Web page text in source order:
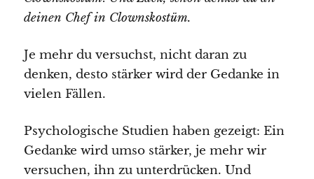
deinen Chef in Clownskostüm.
Je mehr du versuchst, nicht daran zu
denken, desto stärker wird der Gedanke in
vielen Fällen.
Psychologische Studien haben gezeigt: Ein
Gedanke wird umso stärker, je mehr wir
versuchen, ihn zu unterdrücken. Und